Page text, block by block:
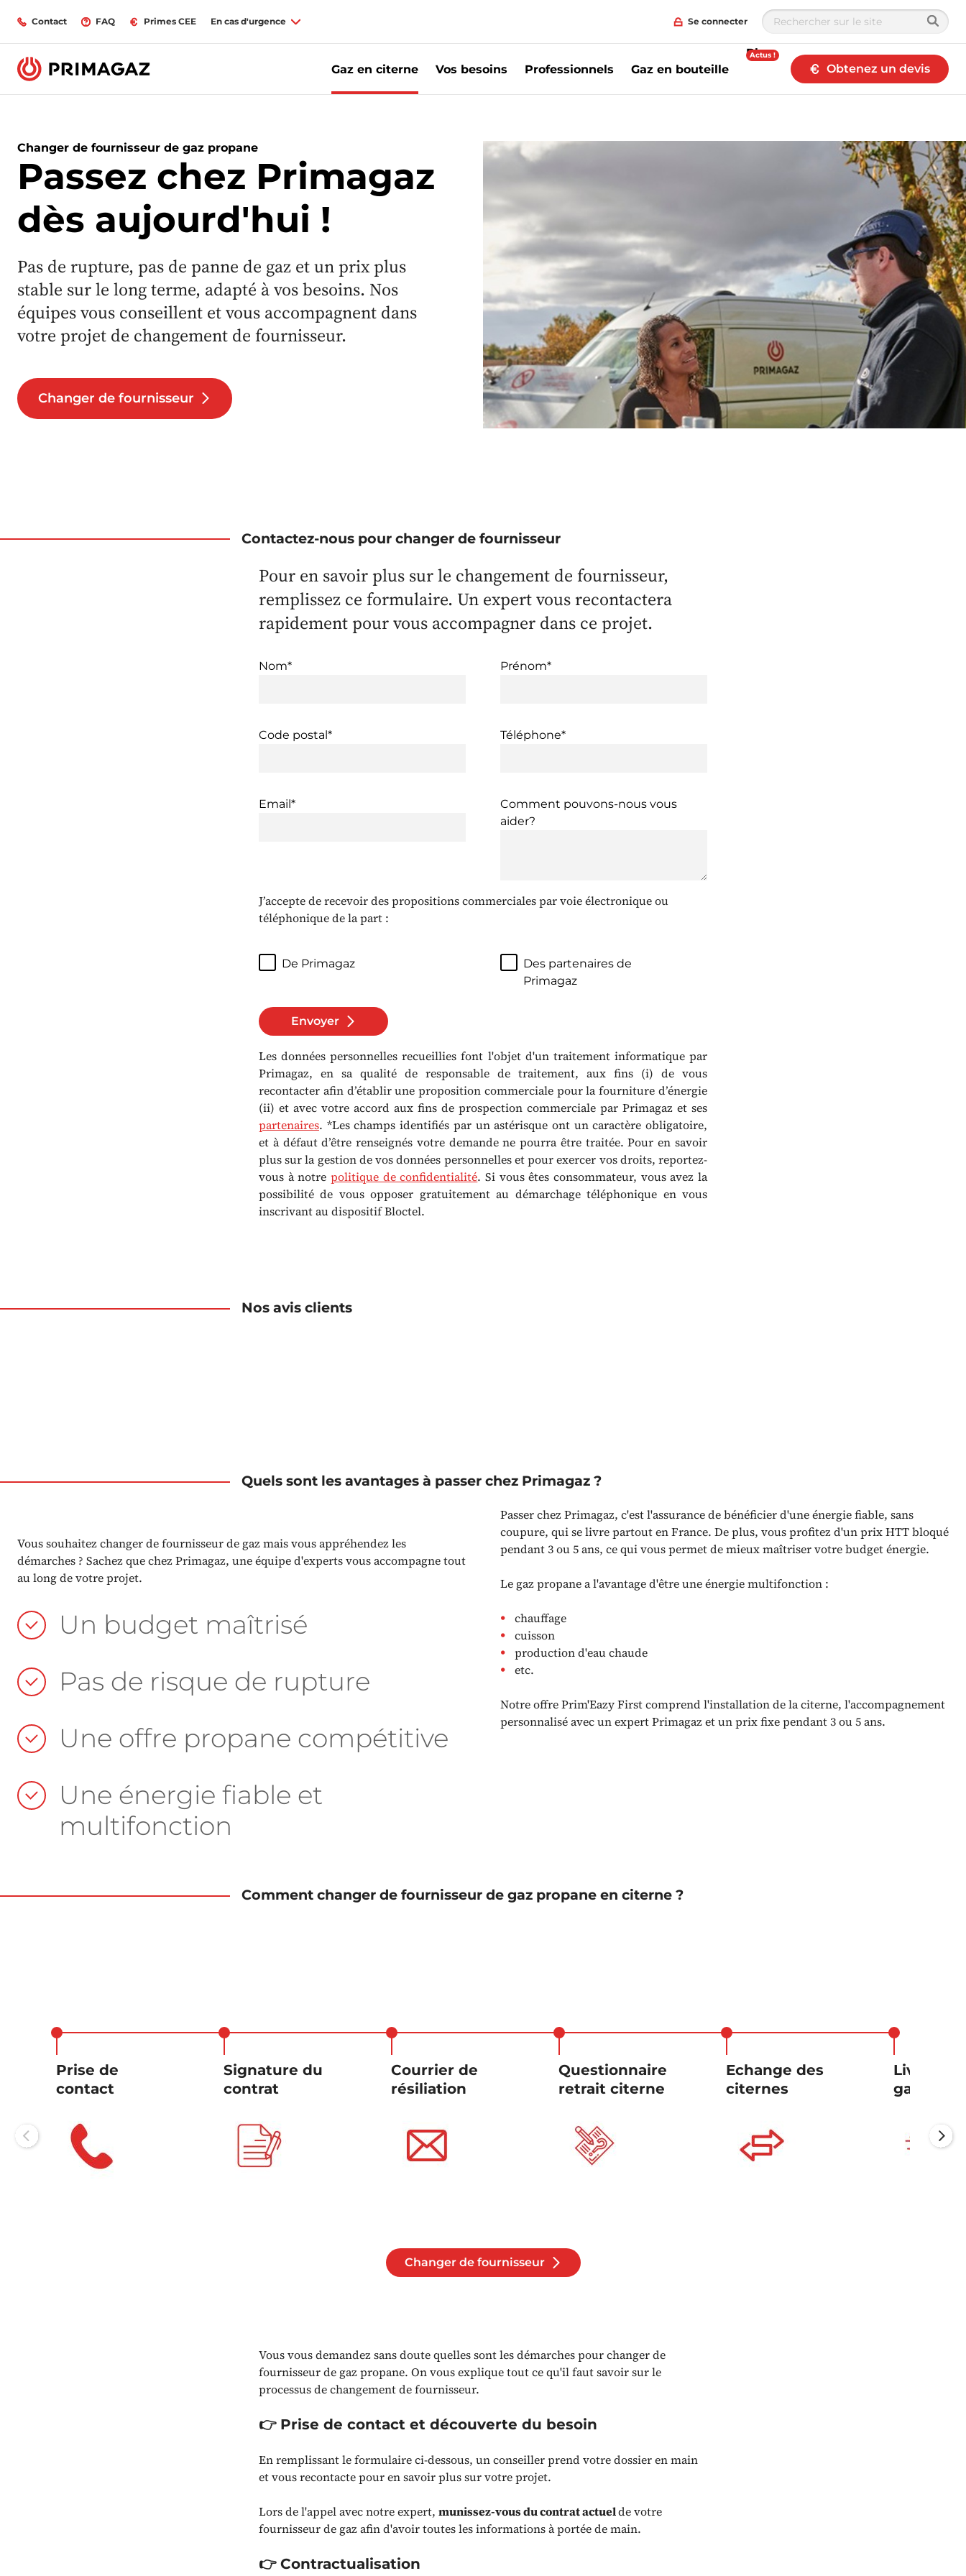
Contact FAQ Primes CEE En cas d'urgence Se connecter
Gaz en citerne Vos besoins Professionnels Gaz en bouteille
Blog
Actus !
Obtenez un devis
Changer de fournisseur de gaz propane
Passez chez Primagaz
dès aujourd'hui !
Pas de rupture, pas de panne de gaz et un prix plus
stable sur le long terme, adapté à vos besoins. Nos
équipes vous conseillent et vous accompagnent dans
votre projet de changement de fournisseur.
Changer de fournisseur
Contactez-nous pour changer de fournisseur
Pour en savoir plus sur le changement de fournisseur,
remplissez ce formulaire. Un expert vous recontactera
rapidement pour vous accompagner dans ce projet.
Nom* Prénom*
Code postal* Téléphone*
Email*
Comment pouvons-nous vous
aider?
J’accepte de recevoir des propositions commerciales par voie électronique ou
téléphonique de la part :
De Primagaz
Des partenaires de
Primagaz
Envoyer
Les données personnelles recueillies font l'objet d'un traitement informatique par
Primagaz, en sa qualité de responsable de traitement, aux fins (i) de vous
recontacter afin d’établir une proposition commerciale pour la fourniture d’énergie
(ii) et avec votre accord aux fins de prospection commerciale par Primagaz et ses
partenaires. *Les champs identifiés par un astérisque ont un caractère obligatoire,
et à défaut d’être renseignés votre demande ne pourra être traitée. Pour en savoir
plus sur la gestion de vos données personnelles et pour exercer vos droits, reportez-
vous à notre politique de confidentialité. Si vous êtes consommateur, vous avez la
possibilité de vous opposer gratuitement au démarchage téléphonique en vous
inscrivant au dispositif Bloctel.
Nos avis clients
Quels sont les avantages à passer chez Primagaz ?
Vous souhaitez changer de fournisseur de gaz mais vous appréhendez les
démarches ? Sachez que chez Primagaz, une équipe d'experts vous accompagne tout
au long de votre projet.
Un budget maîtrisé
Pas de risque de rupture
Une offre propane compétitive
Une énergie fiable et
multifonction
Passer chez Primagaz, c'est l'assurance de bénéficier d'une énergie fiable, sans
coupure, qui se livre partout en France. De plus, vous profitez d'un prix HTT bloqué
pendant 3 ou 5 ans, ce qui vous permet de mieux maîtriser votre budget énergie.
Le gaz propane a l'avantage d'être une énergie multifonction :
chauffage
cuisson
production d'eau chaude
etc.
Notre offre Prim'Eazy First comprend l'installation de la citerne, l'accompagnement
personnalisé avec un expert Primagaz et un prix fixe pendant 3 ou 5 ans.
Comment changer de fournisseur de gaz propane en citerne ?
Prise de
contact
Signature du
contrat
Courrier de
résiliation
Questionnaire
retrait citerne
Echange des
citernes
Livraison
gaz
Changer de fournisseur
Vous vous demandez sans doute quelles sont les démarches pour changer de
fournisseur de gaz propane. On vous explique tout ce qu'il faut savoir sur le
processus de changement de fournisseur.
👉 Prise de contact et découverte du besoin
En remplissant le formulaire ci-dessous, un conseiller prend votre dossier en main
et vous recontacte pour en savoir plus sur votre projet.
Lors de l'appel avec notre expert, munissez-vous du contrat actuelde votre
fournisseur de gaz afin d'avoir toutes les informations à portée de main.
👉 Contractualisation